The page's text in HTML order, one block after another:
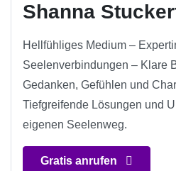
Shanna
Hellfühliges Medium –
Seelenverbindungen – Klare
Gedanken, Gefühlen und
Tiefgreifende Lösungen und
eigenen Seelenweg.
Gratis anrufen